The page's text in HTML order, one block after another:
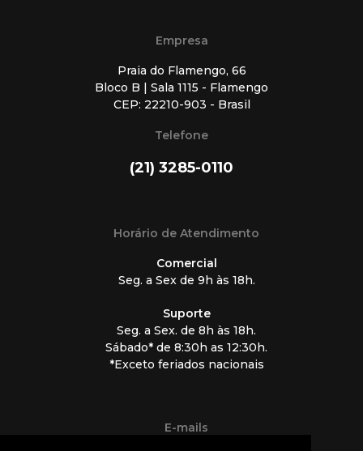
Empresa
Praia do Flamengo, 66
Bloco B | Sala 1115 - Flamengo
CEP: 22210-903 - Brasil
Telefone
(21) 3285-0110
Horário de Atendimento
Comercial
Seg. a Sex de 9h às 18h.
Suporte
Seg. a Sex. de 8h às 18h.
Sábado* de 8:30h as 12:30h.
*Exceto feriados nacionais
E-mails